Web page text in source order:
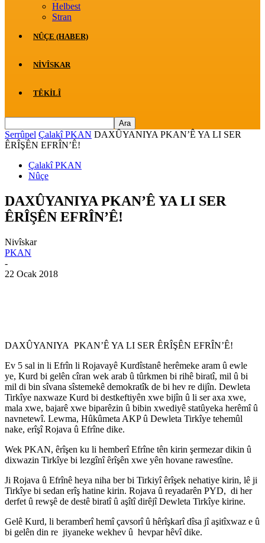
Helbest
Stran
NÛÇE (HABER)
NIVÎSKAR
TÊKILÎ
Serrûpel Çalakî PKAN DAXÛYANIYA PKAN’Ê YA LI SER
ÊRÎŞÊN EFRÎN’Ê!
Çalakî PKAN
Nûçe
DAXÛYANIYA PKAN’Ê YA LI SER
ÊRÎŞÊN EFRÎN’Ê!
Nivîskar
PKAN
-
22 Ocak 2018
DAXÛYANIYA PKAN’Ê YA LI SER ÊRÎŞÊN EFRÎN’Ê!
Ev 5 sal in li Efrîn li Rojavayê Kurdîstanê herêmeke aram û ewle
ye, Kurd bi gelên cîran wek arab û tûrkmen bi rihê biratî, mil û bi
mil di bin sîvana sîstemekê demokratîk de bi hev re dijîn. Dewleta
Tirkîye naxwaze Kurd bi destkeftiyên xwe bijîn û li ser axa xwe,
mala xwe, bajarê xwe biparêzin û bibin xwediyê statûyeka herêmî û
navnetewî. Lewma, Hûkûmeta AKP û Dewleta Tirkîye tehemûl
nake, erîşî Rojava û Efrîne dike.
Wek PKAN, êrîşen ku li hemberî Efrîne tên kirin şermezar dikin û
dixwazin Tirkîye bi lezgînî êrîşên xwe yên hovane rawestîne.
Ji Rojava û Efrînê heya niha ber bi Tirkiyî êrîşek nehatiye kirin, lê ji
Tirkîye bi sedan erîş hatine kirin. Rojava û reyadarên PYD, di her
derfet û rewşê de destê biratî û aşîtî dirêjî Dewleta Tirkîye kirine.
Gelê Kurd, li beramberî hemî çavsorî û hêrîşkarî dîsa jî aşitîxwaz e û
bi gelên din re jiyaneke wekhev û hevpar hêvî dike.